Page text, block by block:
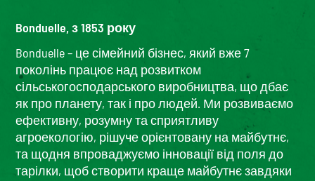
Bonduelle, з 1853 року
Bonduelle – це сімейний бізнес, який вже 7
поколінь працює над розвитком
сільськогосподарського виробництва, що дбає
як про планету, так і про людей. Ми розвиваємо
ефективну, розумну та сприятливу
агроекологію, рішуче орієнтовану на майбутнє,
та щодня впроваджуємо інновації від поля до
тарілки, щоб створити краще майбутнє завдяки